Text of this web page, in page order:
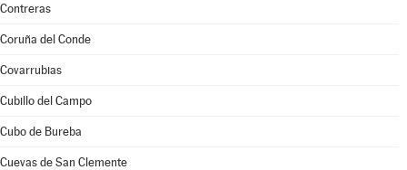
Contreras
Coruña del Conde
Covarrubias
Cubillo del Campo
Cubo de Bureba
Cuevas de San Clemente